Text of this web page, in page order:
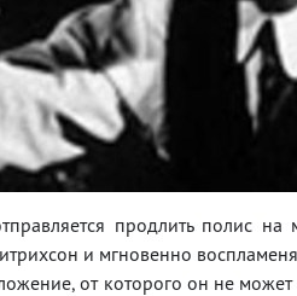
продлить полис на
и мгновенно
от которого он не может